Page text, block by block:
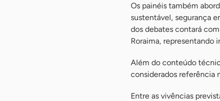
Os painéis também
sustentável, segurança
dos debates contará
Roraima, representando
Além do conteúdo
considerados referência
Entre as vivências